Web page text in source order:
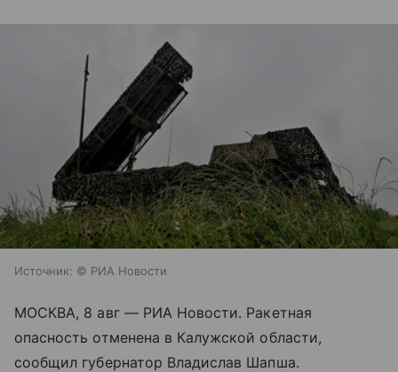
Источник: © РИА Новости
МОСКВА, 8 авг — РИА Новости. Ракетная
опасность отменена в Калужской области,
сообщил губернатор Владислав Шапша.